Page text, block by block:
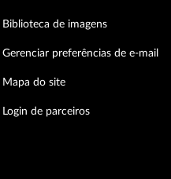
Biblioteca de imagens
Gerenciar preferências de e-mail
Mapa do site
Login de parceiros